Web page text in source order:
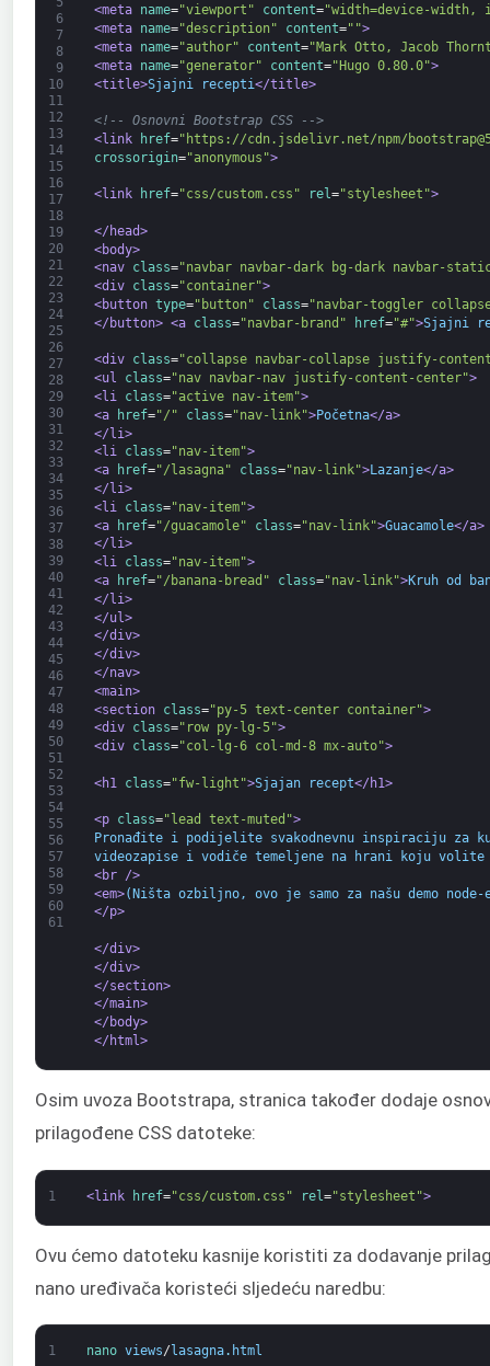
6
7
8
9
10
11
12
13
14
15
16
17
18
19
20
21
22
23
24
25
26
27
28
29
30
31
32
33
34
35
36
37
38
39
40
41
42
43
44
45
46
47
48
49
50
51
52
53
54
55
56
57
58
59
60
61
<meta name="viewport" content="width=device-
<meta name="description" content="">
<meta name="author" content="Mark Otto, Jacob
<meta name="generator" content="Hugo 0.80.0">
<title>Sjajni recepti</title>
<!-- Osnovni Bootstrap CSS -->
<link
href="https://cdn.jsdelivr.net/npm/
crossorigin="anonymous">
<link href="css/custom.css" rel="stylesheet">
</head>
<body>
<nav class="navbar navbar-dark bg-dark navbar-
<div class="container">
<button type="button" class="navbar-toggler
</button> <a class="navbar-brand" href="#">Sjajni
<div class="collapse navbar-collapse justify-
<ul
class="nav navbar-nav justify-content-center">
<li class="active nav-item">
<a
href="/" class="nav-link">Početna</a>
</li>
<li class="nav-item">
<a
href="/lasagna" class="nav-link">Lazanje</a>
</li>
<li class="nav-item">
<a
href="/guacamole" class="nav-link">Guacamole</a>
</li>
<li class="nav-item">
<a
href="/banana-bread" class="nav-link">Kruh od
</li>
</ul>
</div>
</div>
</nav>
<main>
<section class="py-5 text-center container">
<div class="row py-lg-5">
<div class="col-lg-6 col-md-8 mx-auto">
<h1 class="fw-light">Sjajan recept</h1>
<p class="lead text-muted">
Pronađite i podijelite svakodnevnu inspiraciju za
videozapise i vodiče temeljene na hrani koju
<br />
<em>(Ništa ozbiljno, ovo je samo za našu demo
</p>
</div>
</div>
</section>
</main>
</body>
</html>
Osim uvoza Bootstrapa, stranica također dodaje
prilagođene CSS datoteke:
1 <link href="css/custom.css" rel ="stylesheet">
Ovu ćemo datoteku kasnije koristiti za dodavanje
nano uređivača koristeći sljedeću naredbu:
1 nano views/ lasagna. html